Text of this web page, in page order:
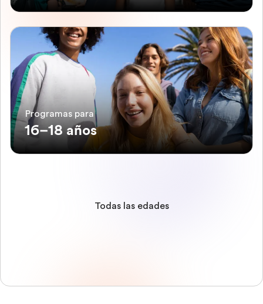
Programas para
16–18 años
Todas las edades